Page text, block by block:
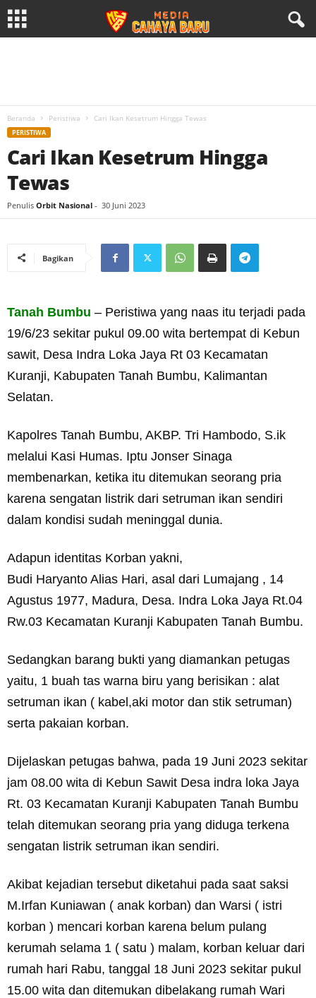
Beranda Peristiwa Cari Ikan Kesetrum Hingga Tewas
PERISTIWA
Cari Ikan Kesetrum Hingga
Tewas
Penulis Orbit Nasional - 30 Juni 2023
Bagikan
Tanah Bumbu – Peristiwa yang naas itu terjadi pada
19/6/23 sekitar pukul 09.00 wita bertempat di Kebun
sawit, Desa Indra Loka Jaya Rt 03 Kecamatan
Kuranji, Kabupaten Tanah Bumbu, Kalimantan
Selatan.
Kapolres Tanah Bumbu, AKBP. Tri Hambodo, S.ik
melalui Kasi Humas. Iptu Jonser Sinaga
membenarkan, ketika itu ditemukan seorang pria
karena sengatan listrik dari setruman ikan sendiri
dalam kondisi sudah meninggal dunia.
Adapun identitas Korban yakni,
Budi Haryanto Alias Hari, asal dari Lumajang , 14
Agustus 1977, Madura, Desa. Indra Loka Jaya Rt.04
Rw.03 Kecamatan Kuranji Kabupaten Tanah Bumbu.
Sedangkan barang bukti yang diamankan petugas
yaitu, 1 buah tas warna biru yang berisikan : alat
setruman ikan ( kabel,aki motor dan stik setruman)
serta pakaian korban.
Dijelaskan petugas bahwa, pada 19 Juni 2023 sekitar
jam 08.00 wita di Kebun Sawit Desa indra loka Jaya
Rt. 03 Kecamatan Kuranji Kabupaten Tanah Bumbu
telah ditemukan seorang pria yang diduga terkena
sengatan listrik setruman ikan sendiri.
Akibat kejadian tersebut diketahui pada saat saksi
M.Irfan Kuniawan ( anak korban) dan Warsi ( istri
korban ) mencari korban karena belum pulang
kerumah selama 1 ( satu ) malam, korban keluar dari
rumah hari Rabu, tanggal 18 Juni 2023 sekitar pukul
15.00 wita dan ditemukan dibelakang rumah Wari